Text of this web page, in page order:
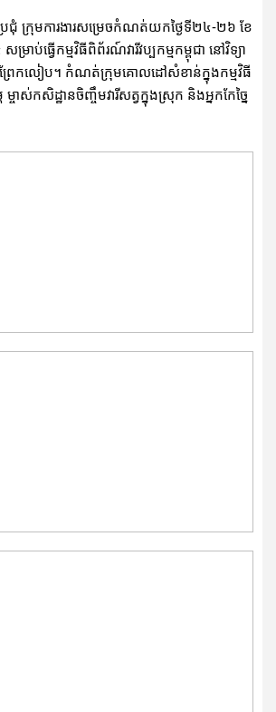
រជុំ ក្រុមការងារសម្រេចកំណត់យកថ្ងៃទី២៤-២៦ ខែ
រាប់ធ្វើកម្មវិធីពិព័រណ៍វារីវប្បកម្មកម្ពុជា នៅវិទ្យា
ព្រែកលៀប។ កំណត់ក្រុមគោលដៅសំខាន់ក្នុងកម្មវិធី
ម្ចាស់កសិដ្ឋានចិញ្ចឹមវារីសត្វក្នុងស្រុក និងអ្នកកែច្នៃ